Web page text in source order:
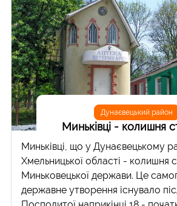
Дунаєвецький район
Миньківці - колишня
Миньківці, що у Дунаєвецькому
Хмельницької області - колишня
Миньковецької держави. Це
державне утворення існувало